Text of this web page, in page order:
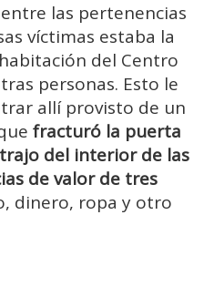
las pertenencias
víctimas estaba la
del Centro
personas. Esto le
allí provisto de un
fracturó la puerta
del interior de las
de valor de tres
dinero, ropa y otro